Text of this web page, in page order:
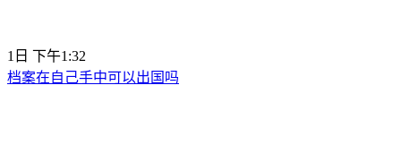
1日 下午1:32
档案在自己手中可以出国吗